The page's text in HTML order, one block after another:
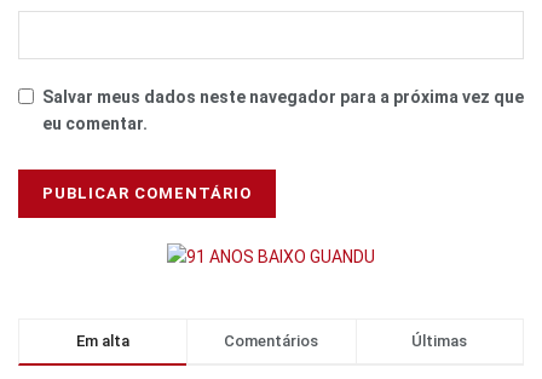
Salvar meus dados neste navegador para a próxima vez que
eu comentar.
Em alta Comentários Últimas